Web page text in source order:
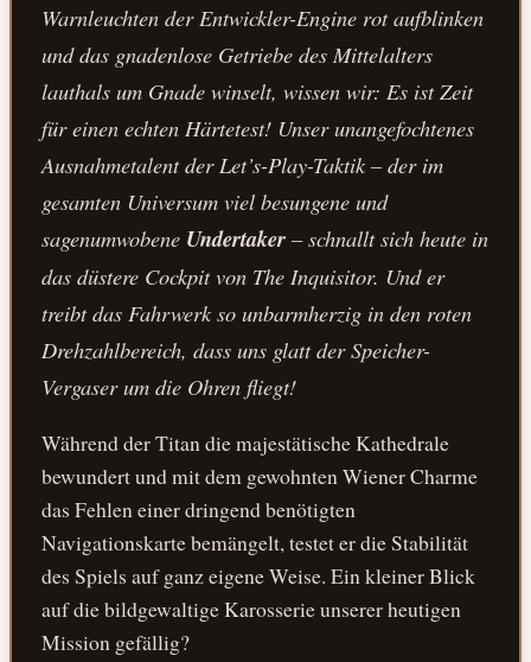
Warnleuchten der Entwickler-Engine rot aufblinken
und das gnadenlose Getriebe des Mittelalters
lauthals um Gnade winselt, wissen wir: Es ist Zeit
für einen echten Härtetest! Unser unangefochtenes
Ausnahmetalent der Let’s-Play-Taktik – der im
gesamten Universum viel besungene und
sagenumwobene Undertaker – schnallt sich heute in
das düstere Cockpit von The Inquisitor. Und er
treibt das Fahrwerk so unbarmherzig in den roten
Drehzahlbereich, dass uns glatt der Speicher-
Vergaser um die Ohren fliegt!
Während der Titan die majestätische Kathedrale
bewundert und mit dem gewohnten Wiener Charme
das Fehlen einer dringend benötigten
Navigationskarte bemängelt, testet er die Stabilität
des Spiels auf ganz eigene Weise. Ein kleiner Blick
auf die bildgewaltige Karosserie unserer heutigen
Mission gefällig?